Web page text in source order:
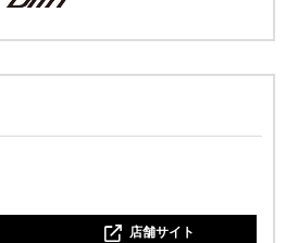
店舗サイト